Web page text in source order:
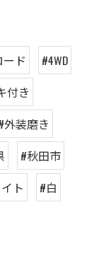
ド
#4WD
付き
外装磨き
#秋田市
ト
#白